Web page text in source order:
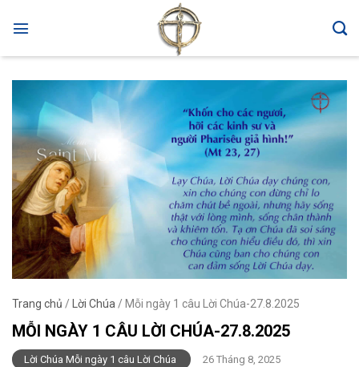
Trang chủ / Lời Chúa/ Mỗi ngày 1 câu Lời Chúa-27.8.2025
MỖI NGÀY 1 CÂU LỜI CHÚA-27.8.2025
Lời Chúa Mỗi ngày 1 câu Lời Chúa 26 Tháng 8, 2025